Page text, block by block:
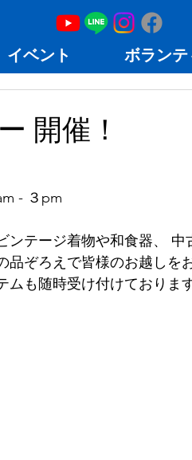
イベント ボラン
開催！
- ３pm
ンテージ着物や和⾷器、
品ぞろえで皆様のお越しを
ムも随時受け付けておりま